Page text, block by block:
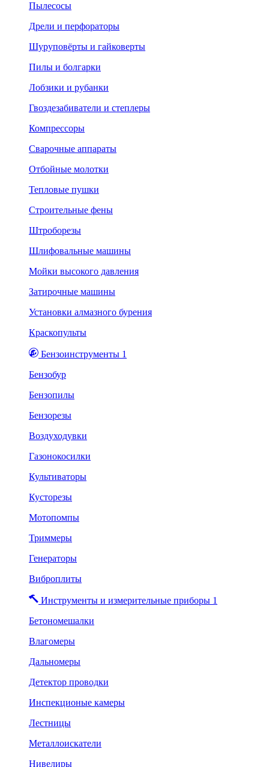
Пылесосы
Дрели и перфораторы
Шуруповёрты и гайковерты
Пилы и болгарки
Лобзики и рубанки
Гвоздезабиватели и степлеры
Компрессоры
Сварочные аппараты
Отбойные молотки
Тепловые пушки
Строительные фены
Штроборезы
Шлифовальные машины
Мойки высокого давления
Затирочные машины
Установки алмазного бурения
Краскопульты
Бензоинструменты 1
Бензобур
Бензопилы
Бензорезы
Воздуходувки
Газонокосилки
Культиваторы
Кусторезы
Мотопомпы
Триммеры
Генераторы
Виброплиты
Инструменты и измерительные приборы 1
Бетономешалки
Влагомеры
Дальномеры
Детектор проводки
Инспекционые камеры
Лестницы
Металлоискатели
Нивелиры